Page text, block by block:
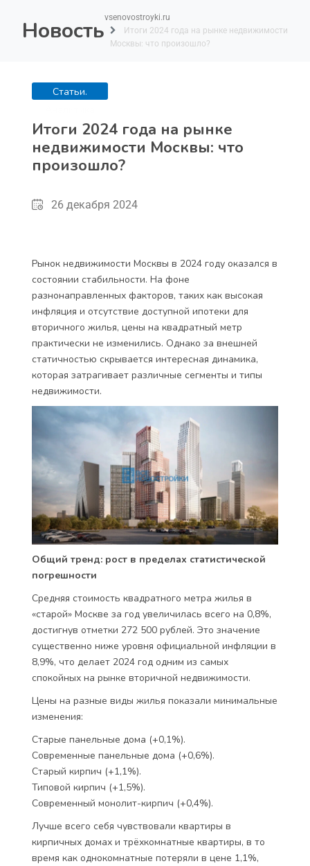
Новостьvsenovostroyki.ru
Итоги 2024 года на рынке недвижимости
Москвы: что произошло?
Статьи.
Итоги 2024 года на рынке
недвижимости Москвы: что
произошло?
26 декабря 2024
Рынок недвижимости Москвы в 2024 году оказался в
состоянии стабильности. На фоне
разнонаправленных факторов, таких как высокая
инфляция и отсутствие доступной ипотеки для
вторичного жилья, цены на квадратный метр
практически не изменились. Однако за внешней
статичностью скрывается интересная динамика,
которая затрагивает различные сегменты и типы
недвижимости.
Общий тренд: рост в пределах статистической
погрешности
Средняя стоимость квадратного метра жилья в
«старой» Москве за год увеличилась всего на 0,8%,
достигнув отметки 272 500 рублей. Это значение
существенно ниже уровня официальной инфляции в
8,9%, что делает 2024 год одним из самых
спокойных на рынке вторичной недвижимости.
Цены на разные виды жилья показали минимальные
изменения:
Старые панельные дома (+0,1%).
Современные панельные дома (+0,6%).
Старый кирпич (+1,1%).
Типовой кирпич (+1,5%).
Современный монолит-кирпич (+0,4%).
Лучше всего себя чувствовали квартиры в
кирпичных домах и трёхкомнатные квартиры, в то
время как однокомнатные потеряли в цене 1,1%,